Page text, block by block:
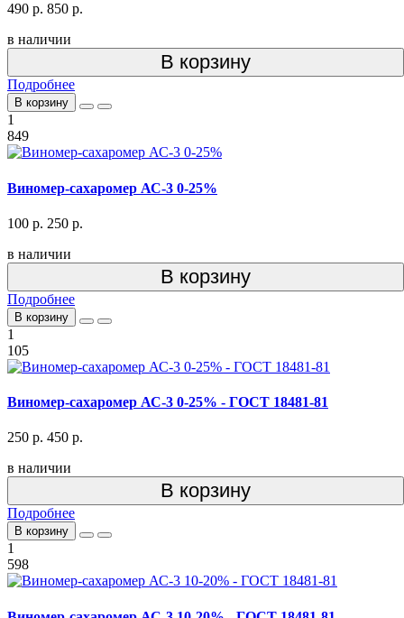
490 р. 850 р.
в наличии
В корзину
Подробнее
В корзину
1
849
Виномер-сахаромер АС-3 0-25%
100 р. 250 р.
в наличии
В корзину
Подробнее
В корзину
1
105
Виномер-сахаромер АС-3 0-25% - ГОСТ 18481-81
250 р. 450 р.
в наличии
В корзину
Подробнее
В корзину
1
598